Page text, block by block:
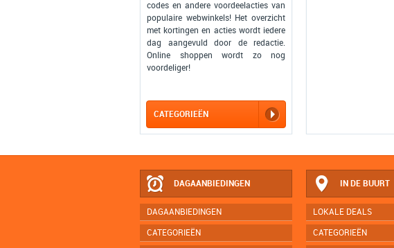
codes en andere voordeelacties van
populaire webwinkels! Het overzicht
met kortingen en acties wordt iedere
dag aangevuld door de redactie.
Online shoppen wordt zo nog
voordeliger!
CATEGORIEËN
DAGAANBIEDINGEN
DAGAANBIEDINGEN
CATEGORIEËN
IN DE BUURT
LOKALE DEALS
CATEGORIEËN